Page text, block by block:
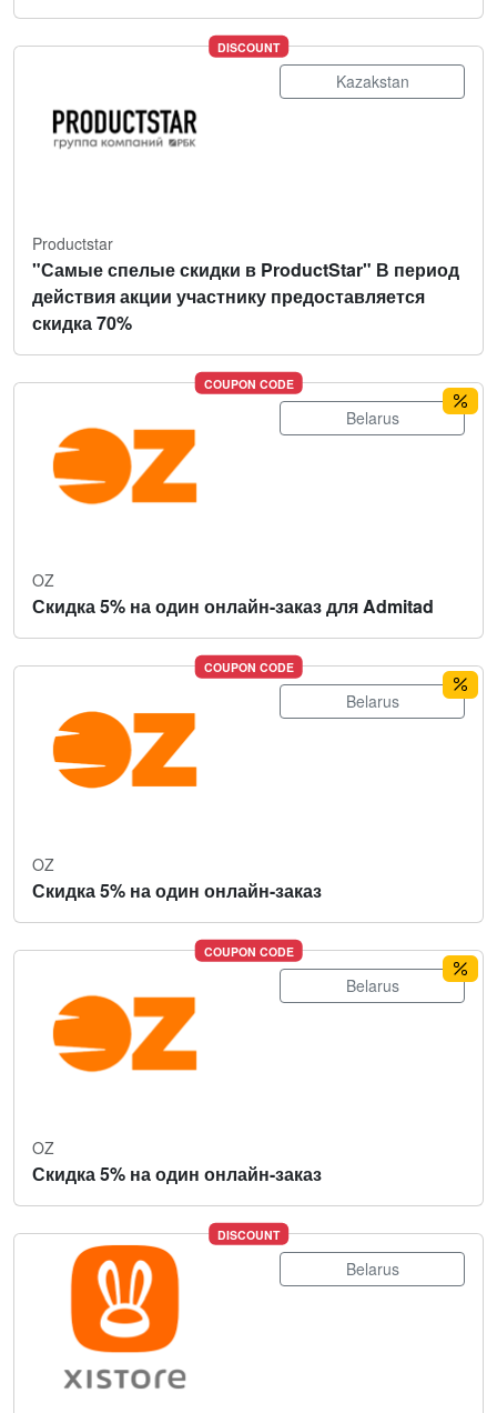
DISCOUNT
Kazakstan
Productstar
"Самые спелые скидки в ProductStar" В период
действия акции участнику предоставляется
скидка 70%
COUPON CODE
Belarus
OZ
Скидка 5% на один онлайн-заказ для Admitad
COUPON CODE
Belarus
OZ
Скидка 5% на один онлайн-заказ
COUPON CODE
Belarus
OZ
Скидка 5% на один онлайн-заказ
DISCOUNT
Belarus